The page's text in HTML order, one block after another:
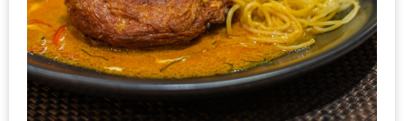
กับ
เว็บ
น้า
อ้วน
ชวน